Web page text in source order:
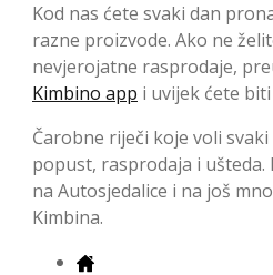
Kod nas ćete svaki dan
razne proizvode. Ako ne
nevjerojatne rasprodaje,
Kimbino app i uvijek ćete
Čarobne riječi koje voli
popust, rasprodaja i ušteda.
na Autosjedalice i na još
Kimbina.